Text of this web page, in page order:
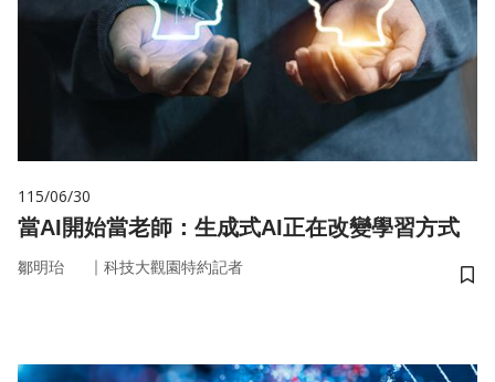
115/06/30
當AI開始當老師：生成式AI正在改變學習方式
鄒明珆 ｜ 科技大觀園特約記者
儲